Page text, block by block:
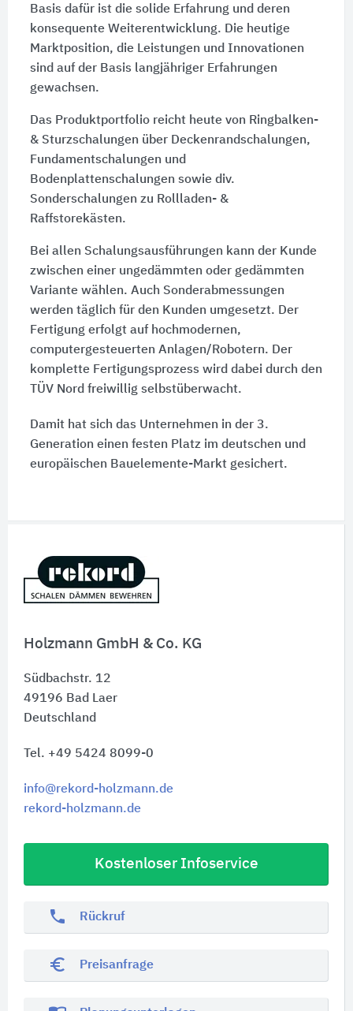
Holzmann GmbH & Co. KG
Südbachstr. 12
49196 Bad Laer
Deutschland
Tel. +49 5424 8099-0
info@rekord-holzmann.de
rekord-holzmann.de
Kostenloser Infoservice
phone Rückruf
euro_symbol Preisanfrage
Basis dafür ist die solide Erfahrung und deren
konsequente Weiterentwicklung. Die heutige
Marktposition, die Leistungen und Innovationen
sind auf der Basis langjähriger Erfahrungen
gewachsen.
Das Produktportfolio reicht heute von Ringbalken-
& Sturzschalungen über Deckenrandschalungen,
Fundamentschalungen und
Bodenplattenschalungen sowie div.
Sonderschalungen zu Rollladen- &
Raffstorekästen.
Bei allen Schalungsausführungen kann der Kunde
zwischen einer ungedämmten oder gedämmten
Variante wählen. Auch Sonderabmessungen
werden täglich für den Kunden umgesetzt. Der
Fertigung erfolgt auf hochmodernen,
computergesteuerten Anlagen/Robotern. Der
komplette Fertigungsprozess wird dabei durch den
TÜV Nord freiwillig selbstüberwacht.
Damit hat sich das Unternehmen in der 3.
Generation einen festen Platz im deutschen und
europäischen Bauelemente-Markt gesichert.
Schnelleinstiege